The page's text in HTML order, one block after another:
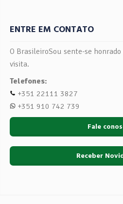
ENTRE EM CONTATO
O BrasileiroSou sente-se
visita.
Telefones:
+351 22111 3827
+351 910 742 739
Fale
Receber